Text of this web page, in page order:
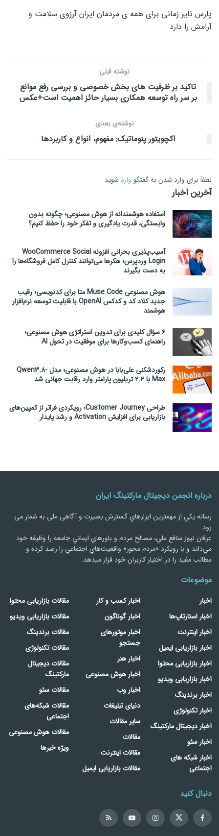
پارس تایر زمانی برای همه ی مردمان ایران آرزوی سلامت و
آرامش را دارد
نوشته قبلی
تاکید بر ظرفیت های بخش خصوصی و بررسی رفع موانع
بر سر راه توسعه همکاری بسیار حائز اهمیت است+عکس
نوشته‌ی بعدی
اکچویتور پنوماتیک: مفهوم، انواع و کاربردها
لطفاَ برای وارد شدن به گفتگو وارد شوید
آخرین اخبار
استفاده هوشمندانه از هوش مصنوعی؛ چگونه بدون
وابستگی، قدرت یادگیری و تفکر خود را حفظ کنیم؟
آسیب‌پذیری بحرانی افزونه WooCommerce Social
Login وردپرس؛ هکرها می‌توانند کنترل کامل فروشگاه‌ها را
به دست بگیرند
هوش مصنوعی Muse Code متا برای کدنویسی؛ رقیب
جدید کلاد کد و کدکس OpenAI با قابلیت توسعه نرم‌افزار
هوشمند
۶ سؤال کلیدی برای تدوین استراتژی هوش مصنوعی؛
راهنمای کسب‌وکارها برای موفقیت در تحول AI
رکوردشکنی علی‌بابا در هوش مصنوعی؛ مدل Qwen3.8-
Max با ۲.۴ تریلیون پارامتر وارد رقابت جهانی شد
طراحی Customer Journey؛ رویکردی فراتر از کمپین‌های
بازاریابی برای افزایش Activation و رشد پایدار
درباره انجمن دیجیتال مارکتینگ ایران
رسانه يكي از مهمترین ابزارهاي گسترش بصیرت و آگاهی ملی به شمار می
رود.
عرفان نیوز منافع ملي، مصالح مردم و باورهاي ايماني جامعه را وظيفه خود
مي‌داند و با رويكرد «مردم‌ محور» واقعيت‌هاي اجتماعي را رصد کرده و
مطالب مفید را در اختیار کاربران خود قرار میدهد.
موضوعات
اخبار
اخبار استارتاپ‌ها
اخبار اینترنت
اخبار بازاریابی ایمیل
اخبار بازاریابی محتوا
اخبار بازاریابی ویدیو
اخبار برندینگ
اخبار تکنولوژی
اخبار دیجیتال مارکتینگ
اخبار سئو
اخبار شبکه های
اجتماعی
اخبار کسب و کار
اخبار گوناگون
اخبار موتورهای
جستجو
اخبار هنر
اخبار هوش مصنوعی
اخبار وب
دنیای تبلیغات
سایر مقالات
مقالات
مقالات اینترنت
مقالات بازاریابی ایمیل
مقالات بازاریابی محتوا
مقالات بازاریابی ویدیو
مقالات برندینگ
مقالات تکنولوژی
مقالات دیجیتال
مارکتینگ
مقالات سئو
مقالات شبکه‌های
اجتماعی
مقالات هوش مصنوعی
ویژه خبرها
دنبال کنید